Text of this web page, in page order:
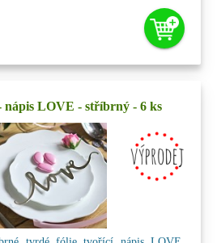
nápis LOVE - stříbrný - 6 ks